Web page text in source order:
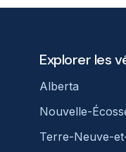
Explorer les
Alberta
Nouvelle-
Terre-Neuve-